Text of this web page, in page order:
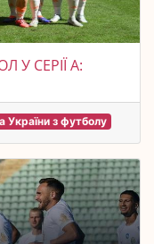
У СЕРІЇ А:
України з футболу